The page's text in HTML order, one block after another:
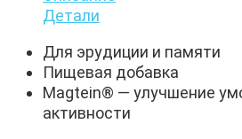
Детали
Для эрудиции и памяти
Пищевая добавка
Magtein® — улучшение
активности